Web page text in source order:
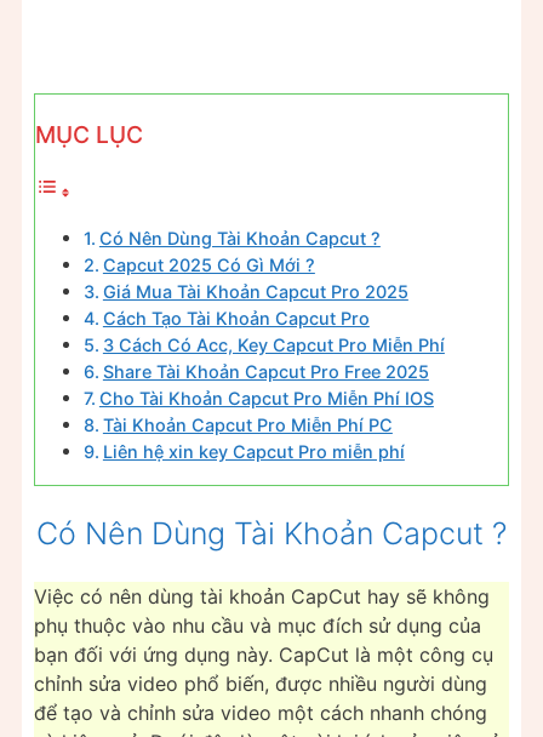
MỤC LỤC
Có Nên Dùng Tài Khoản Capcut ?
Capcut 2025 Có Gì Mới ?
Giá Mua Tài Khoản Capcut Pro 2025
Cách Tạo Tài Khoản Capcut Pro
3 Cách Có Acc, Key Capcut Pro Miễn Phí
Share Tài Khoản Capcut Pro Free 2025
Cho Tài Khoản Capcut Pro Miễn Phí IOS
Tài Khoản Capcut Pro Miễn Phí PC
Liên hệ xin key Capcut Pro miễn phí
Có Nên Dùng Tài Khoản Capcut ?
Việc có nên dùng tài khoản CapCut hay sẽ không
phụ thuộc vào nhu cầu và mục đích sử dụng của
bạn đối với ứng dụng này. CapCut là một công cụ
chỉnh sửa video phổ biến, được nhiều người dùng
để tạo và chỉnh sửa video một cách nhanh chóng